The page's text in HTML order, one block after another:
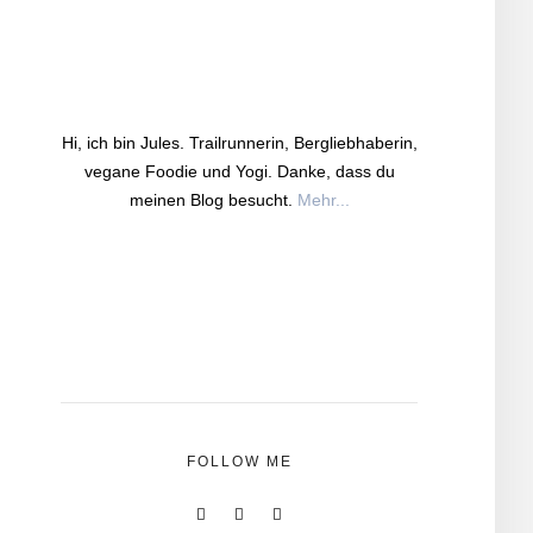
Hi, ich bin Jules. Trailrunnerin, Bergliebhaberin,
vegane Foodie und Yogi. Danke, dass du
meinen Blog besucht. Mehr...
FOLLOW ME